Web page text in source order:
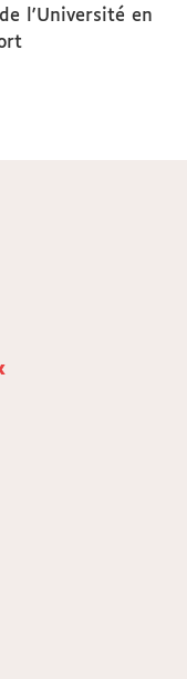
l'Université en